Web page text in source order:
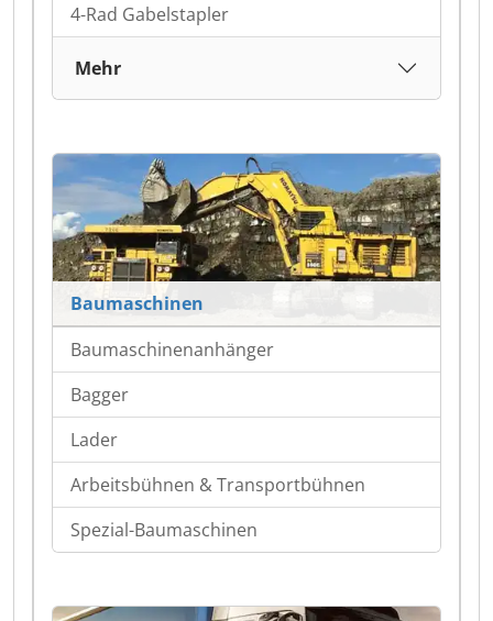
4-Rad Gabelstapler
Mehr
Baumaschinen
Baumaschinenanhänger
Bagger
Lader
Arbeitsbühnen & Transportbühnen
Spezial-Baumaschinen